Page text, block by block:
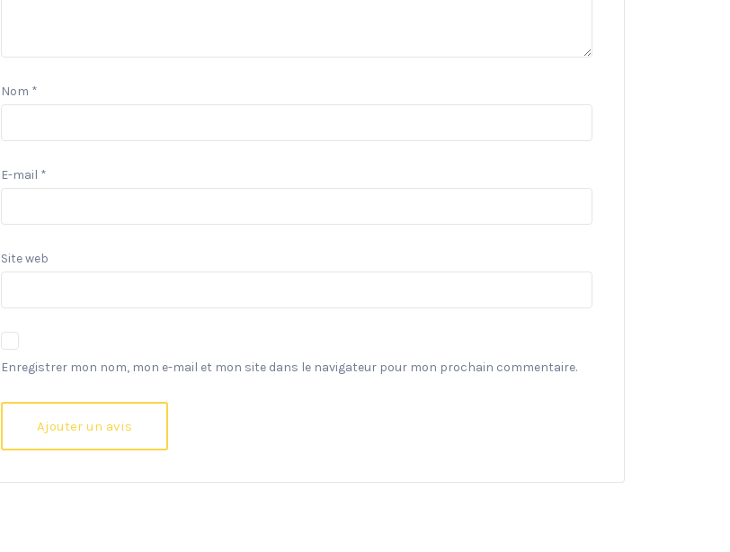
Nom *
E-mail *
Site web
Enregistrer mon nom, mon e-mail et mon site dans le navigateur pour mon prochain commentaire.